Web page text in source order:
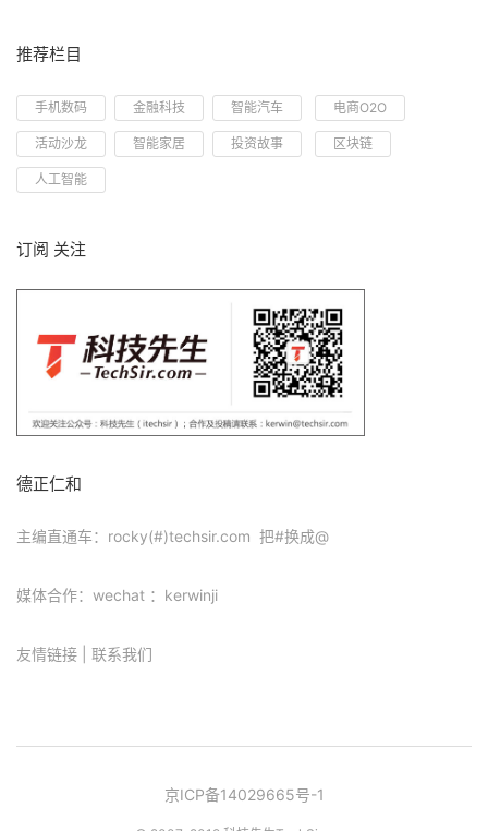
推荐栏目
手机数码 金融科技 智能汽车 电商O2O
活动沙龙 智能家居 投资故事 区块链
人工智能
订阅 关注
德正仁和
主编直通车：rocky(#)techsir.com 把#换成@
媒体合作：wechat ：kerwinji
友情链接 联系我们
京ICP备14029665号-1